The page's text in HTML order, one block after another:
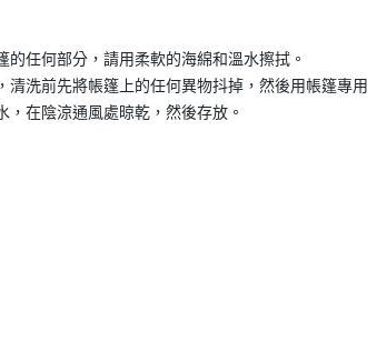
的任何部分，請用柔軟的海綿和溫水擦拭。
清洗前先將帳篷上的任何異物抖掉，然後用帳篷專
，在陰涼通風處晾乾，然後存放。